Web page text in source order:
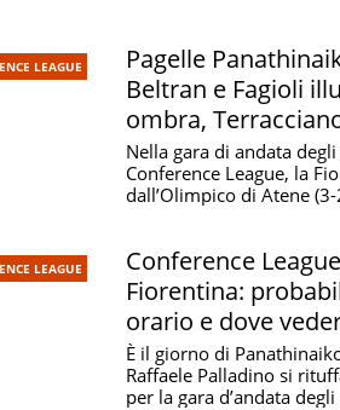
LEAGUE
Pagelle
Beltran e Fagioli
ombra,
4-2
Nella gara di andata
Conference League, la
dall’Olimpico di Atene
LEAGUE
Conference
Fiorentina:
orario e dove
streaming
È il giorno di
Raffaele Palladino si
per la gara d’andata